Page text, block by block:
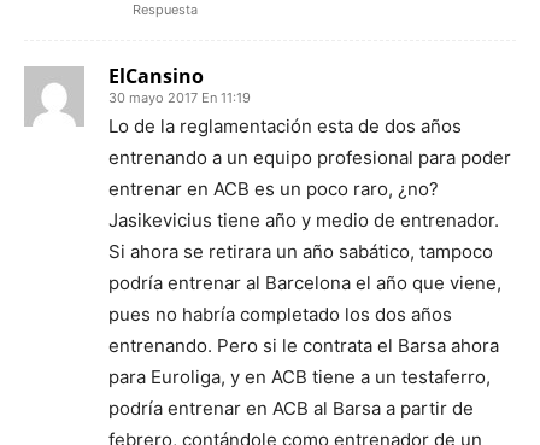
Respuesta
ElCansino
30 mayo 2017 En 11:19
Lo de la reglamentación esta de dos años
entrenando a un equipo profesional para poder
entrenar en ACB es un poco raro, ¿no?
Jasikevicius tiene año y medio de entrenador.
Si ahora se retirara un año sabático, tampoco
podría entrenar al Barcelona el año que viene,
pues no habría completado los dos años
entrenando. Pero si le contrata el Barsa ahora
para Euroliga, y en ACB tiene a un testaferro,
podría entrenar en ACB al Barsa a partir de
febrero, contándole como entrenador de un